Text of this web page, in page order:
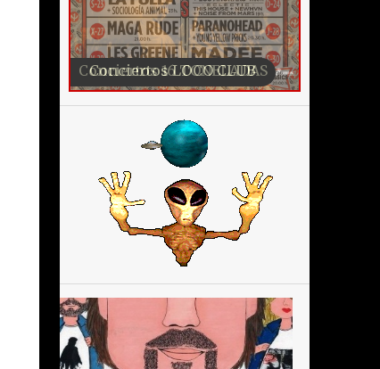
Conciertos LOCO CLUB